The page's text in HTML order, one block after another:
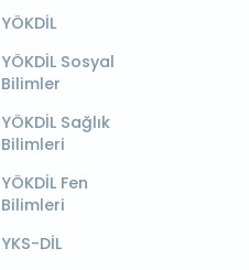
YÖKDİL
YÖKDİL Sosyal
Bilimler
YÖKDİL Sağlık
Bilimleri
YÖKDİL Fen
Bilimleri
YKS-DİL